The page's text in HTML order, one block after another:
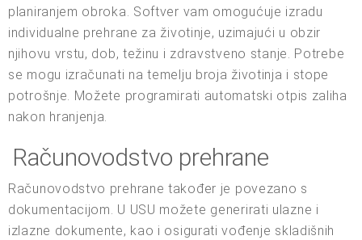
planiranjem obroka. Softver vam omogućuje izradu
individualne prehrane za životinje, uzimajući u obzir
njihovu vrstu, dob, težinu i zdravstveno stanje. Potrebe
se mogu izračunati na temelju broja životinja i stope
potrošnje. Možete programirati automatski otpis zaliha
nakon hranjenja.
Računovodstvo prehrane
Računovodstvo prehrane također je povezano s
dokumentacijom. U USU možete generirati ulazne i
izlazne dokumente, kao i osigurati vođenje skladišnih